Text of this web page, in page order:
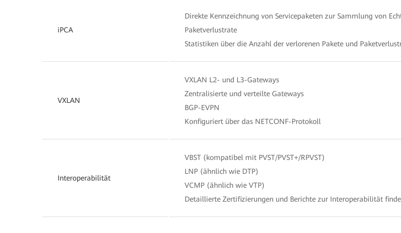
iPCA
Direkte Kennzeichnung von Servicepaketen zur Sammlung von
Paketverlustrate
Statistiken über die Anzahl der verlorenen Pakete und
VXLAN
VXLAN L2- und L3-Gateways
Zentralisierte und verteilte Gateways
BGP-EVPN
Konfiguriert über das NETCONF-Protokoll
Interoperabilität
VBST (kompatibel mit PVST/PVST+/RPVST)
LNP (ähnlich wie DTP)
VCMP (ähnlich wie VTP)
Detaillierte Zertifizierungen und Berichte zur Interoperabilität